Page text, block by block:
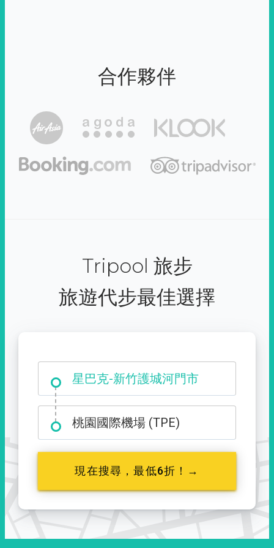
合作夥伴
Tripool 旅步
旅遊代步最佳選擇
大霸尖山登山口
桃園國際機場 (TPE)
現在搜尋，最低6折！→